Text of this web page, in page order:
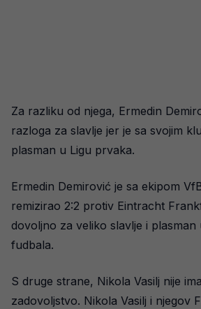
Za razliku od njega, Ermedin
razloga za slavlje jer je sa svojim
plasman u Ligu prvaka.
Ermedin Demirović je sa ekipom
remizirao 2:2 protiv Eintracht
dovoljno za veliko slavlje i
fudbala.
S druge strane, Nikola Vasilj nije
zadovoljstvo. Nikola Vasilj i njegov